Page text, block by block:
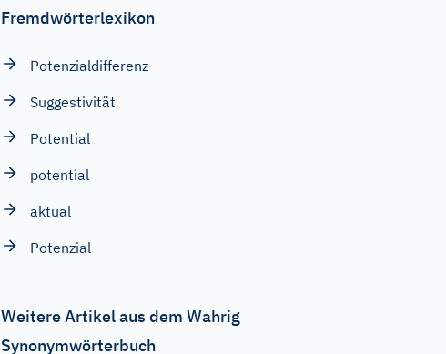
Fremdwörterlexikon
Potenzialdifferenz
Suggestivität
Potential
potential
aktual
Potenzial
Weitere Artikel aus dem Wahrig
Synonymwörterbuch